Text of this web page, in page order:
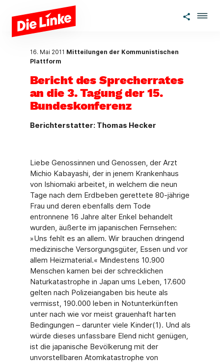
Zum Hauptinhalt springen
16. Mai 2011 Mitteilungen der Kommunistischen
Plattform
Bericht des Sprecherrates
an die 3. Tagung der 15.
Bundeskonferenz
Berichterstatter: Thomas Hecker
Liebe Genossinnen und Genossen, der Arzt
Michio Kabayashi, der in jenem Krankenhaus
von Ishiomaki arbeitet, in welchem die neun
Tage nach dem Erdbeben gerettete 80-jährige
Frau und deren ebenfalls dem Tode
entronnene 16 Jahre alter Enkel behandelt
wurden, äußerte im japanischen Fernsehen:
»Uns fehlt es an allem. Wir brauchen dringend
medizinische Versorgungsgüter, Essen und vor
allem Heizmaterial.« Mindestens 10.900
Menschen kamen bei der schrecklichen
Naturkatastrophe in Japan ums Leben, 17.600
gelten nach Polizeiangaben bis heute als
vermisst, 190.000 leben in Notunterkünften
unter nach wie vor meist grauenhaft harten
Bedingungen – darunter viele Kinder(1). Und als
würde dieses unfassbare Elend nicht genügen,
ist die japanische Bevölkerung mit der
unvorstellbaren Atomkatastrophe von